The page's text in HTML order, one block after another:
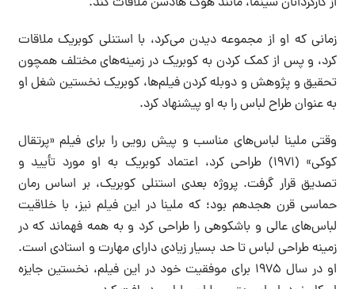
زمانی که او از مجموعه دیدن می‌کرد، با استنلی کوبریک ملاقات
کرد، و پس از کمک کردن به کوبریک در زمینه‌های مختلف همچون
تحقیق و پژوهش و دوبله کردن فیلم‌ها، کوبریک نخستین شغل او
به عنوان طراح لباس را به او پیشنهاد کرد.
وقتی ملینا لباس‌های مناسب و پیش رویی را برای فیلم «پرتقال
کوکی» (۱۹۷۱) طراحی کرد، اعتماد کوبریک به او مورد تأیید و
تصدیق قرار گرفت. پروژه بعدی استنلی کوبریک، بر اساس رمان
حماسی قرن هجدهم بود؛ که ملینا در این فیلم نیز، با خلاقیت
لباس‌های عالی و باشکوهی را طراحی کرد و به همه فهماند که در
زمینه طراحی لباس تا حد بسیار زیادی دارای مهارت و استادی است.
او در سال ۱۹۷۵ برای موفقیت خود در این فیلم، نخستین جایزه